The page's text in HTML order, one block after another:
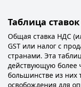
Таблица
Общая ставка НДС
GST или налог с
странами. Эта
действующую более
большинстве из них
освобождения для